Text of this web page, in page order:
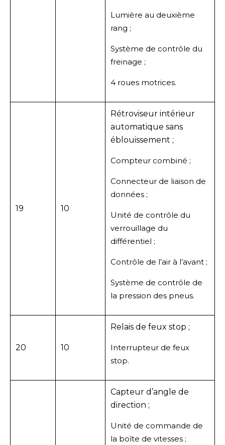
Lumière au deuxième
rang ;
Système de contrôle du
freinage ;
4 roues motrices.
19 10
Rétroviseur intérieur
automatique sans
éblouissement ;
Compteur combiné ;
Connecteur de liaison de
données ;
Unité de contrôle du
verrouillage du
différentiel ;
Contrôle de l’air à l’avant ;
Système de contrôle de
la pression des pneus.
20 10
Relais de feux stop ;
Interrupteur de feux
stop.
Capteur d’angle de
direction ;
Unité de commande de
la boîte de vitesses ;